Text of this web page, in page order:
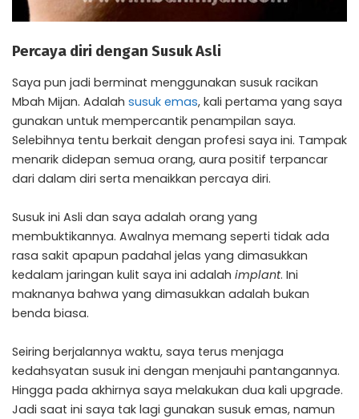
Percaya diri dengan Susuk Asli
Saya pun jadi berminat menggunakan susuk racikan
Mbah Mijan. Adalah susuk emas, kali pertama yang saya
gunakan untuk mempercantik penampilan saya.
Selebihnya tentu berkait dengan profesi saya ini. Tampak
menarik didepan semua orang, aura positif terpancar
dari dalam diri serta menaikkan percaya diri.
Susuk ini Asli dan saya adalah orang yang
membuktikannya. Awalnya memang seperti tidak ada
rasa sakit apapun padahal jelas yang dimasukkan
kedalam jaringan kulit saya ini adalah implant. Ini
maknanya bahwa yang dimasukkan adalah bukan
benda biasa.
Seiring berjalannya waktu, saya terus menjaga
kedahsyatan susuk ini dengan menjauhi pantangannya.
Hingga pada akhirnya saya melakukan dua kali upgrade.
Jadi saat ini saya tak lagi gunakan susuk emas, namun